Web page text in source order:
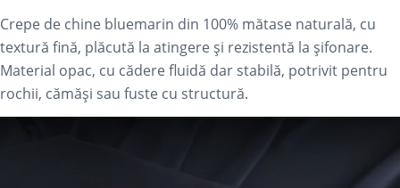
Crepe de chine bluemarin din 100% mătase naturală, cu
textură fină, plăcută la atingere și rezistentă la șifonare.
Material opac, cu cădere fluidă dar stabilă, potrivit pentru
rochii, cămăși sau fuste cu structură.